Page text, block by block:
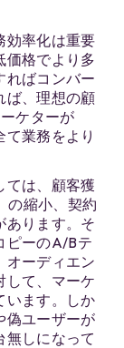
効率化は重要
価格でより多
ればコンバー
ば、理想の顧
ケターが
業務をより
ては、顧客獲
の縮小、契約
あります。そ
ピーのA/Bテ
オーディエン
して、マーケ
います。しか
偽ユーザーが
無しになって